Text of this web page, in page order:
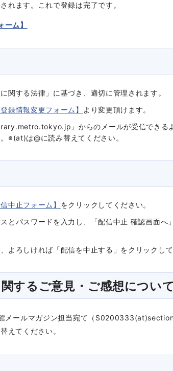
れます。これで登録は完了です。
ーム】
関する法律」 に基づき、適切に管理されます。
登録情報変更フォーム】
より変更頂けます。
」からのメールが受信できる
※(at)は@に読み替えてください。
信中止フォーム】 をクリックしてください。
とパスワードを入力し、「配信中止 確認画面へ
よろしければ「配信を中止する」をクリックして
するご意見・ご感想について
メールマガジン担当宛て（
えてください。